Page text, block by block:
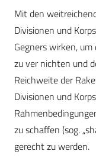
Mit den
Divisionen und
Gegners wirken,
zu ver nichten und
Reichweite der
Divisionen und
zu schaffen (sog.
gerecht zu werden.